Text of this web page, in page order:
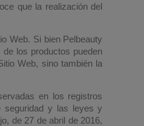
que la realización del
Web. Si bien Pelbeauty
los productos pueden
Web, sino también la
en los registros
seguridad y las leyes y
de 27 de abril de 2016,